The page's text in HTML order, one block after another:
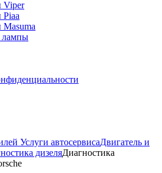
лампы
Услуги автосервисаДвигатель и
дизеляДиагностика